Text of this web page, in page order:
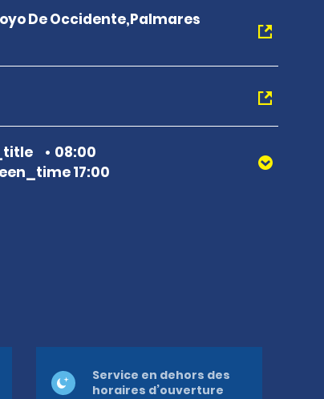
De Occidente,Palmares
08:00
17:00
Service en dehors des
horaires d’ouverture